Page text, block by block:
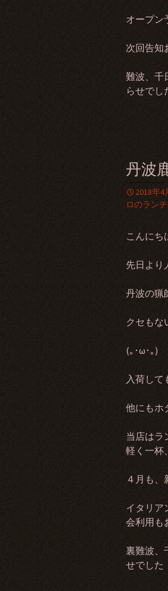
オープン
次回告知
難波、千
らせでし
丹波
2018年4
ロのラン
こんにち
先日より
丹波の猟
クセもな
(｡･ω･｡)
入荷して
他にもホ
当店はラ
軽く一杯
４月も、
イタリア
会利用も
裏難波、
せでした